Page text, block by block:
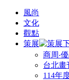
風尚
文化
觀點
策展
商周‧
台北畫
114年